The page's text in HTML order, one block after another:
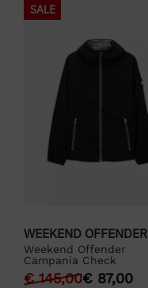
SALE
WEEKEND OFFENDER
Weekend Offender
Campania Check
€145,00€ 87,00